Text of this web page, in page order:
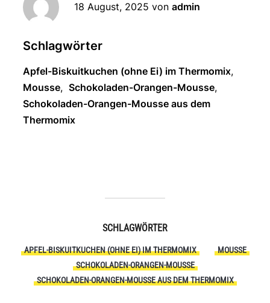
18 August, 2025 von admin
Schlagwörter
Apfel-Biskuitkuchen (ohne Ei) im Thermomix,
Mousse, Schokoladen-Orangen-Mousse,
Schokoladen-Orangen-Mousse aus dem
Thermomix
SCHLAGWÖRTER
APFEL-BISKUITKUCHEN (OHNE EI) IM THERMOMIX
MOUSSE
SCHOKOLADEN-ORANGEN-MOUSSE
SCHOKOLADEN-ORANGEN-MOUSSE AUS DEM THERMOMIX